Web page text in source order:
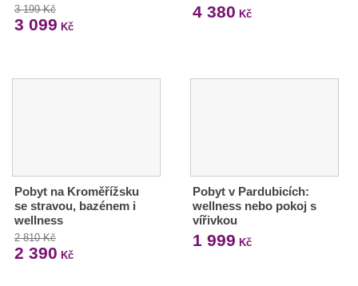
3 199 Kč
3 099 Kč
4 380 Kč
Pobyt na Kroměřížsku
se stravou, bazénem i
wellness
2 810 Kč
2 390 Kč
Pobyt v Pardubicích:
wellness nebo pokoj s
vířivkou
1 999 Kč